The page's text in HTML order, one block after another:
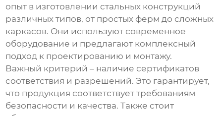
опыт в изготовлении стальных конструкций
различных типов, от простых ферм до сложных
каркасов. Они используют современное
оборудование и предлагают комплексный
подход к проектированию и монтажу.
Важный критерий – наличие сертификатов
соответствия и разрешений. Это гарантирует,
что продукция соответствует требованиям
безопасности и качества. Также стоит